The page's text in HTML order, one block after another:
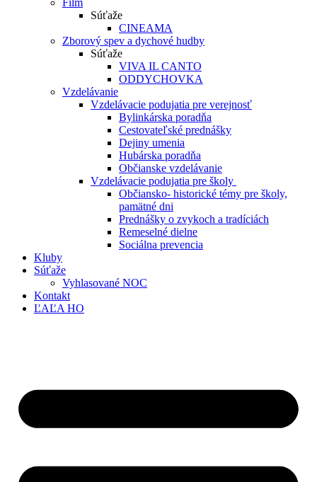
Film
Súťaže
CINEAMA
Zborový spev a dychové hudby
Súťaže
VIVA IL CANTO
ODDYCHOVKA
Vzdelávanie
Vzdelávacie podujatia pre verejnosť
Bylinkárska poradňa
Cestovateľské prednášky
Dejiny umenia
Hubárska poradňa
Občianske vzdelávanie
Vzdelávacie podujatia pre školy
Občiansko- historické témy pre školy,
pamätné dni
Prednášky o zvykoch a tradíciách
Remeselné dielne
Sociálna prevencia
Kluby
Súťaže
Vyhlasované NOC
Kontakt
ĽAĽA HO